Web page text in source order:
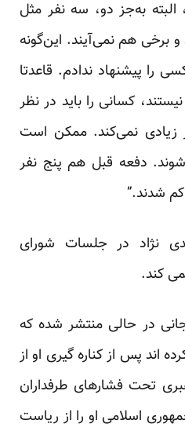
البته به‌جز دو، سه نفر مثل
برخی هم نمی‌آیند. این‌گونه
پیشنهاد ندادم. قاعدتا
کسانی را باید در نظر
زیادی نمی‌کند. ممکن است
دفعه قبل هم پنج نفر
شدند.”
نژاد در جلسات شورای
کند.
در حالی منتشر شده که
اند پس از کناره گیری او از
تحت فشارهای طرفداران
اسلامی او را از ریاست